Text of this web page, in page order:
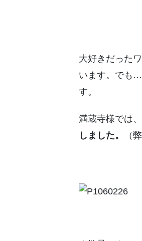
大好きだった
います。でも…
す。
満蔵寺様では
しました。
（